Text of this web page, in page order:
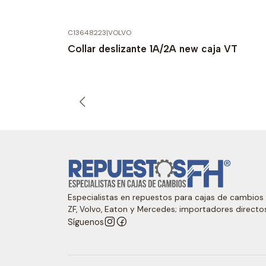
C13648223|VOLVO
Collar deslizante 1A/2A new caja VT
Especialistas en repuestos para cajas de cambios
ZF, Volvo, Eaton y Mercedes; importadores
Síguenos